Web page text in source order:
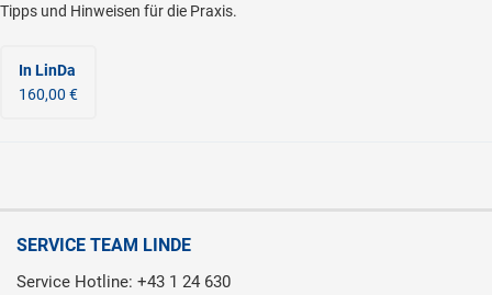
Tipps und Hinweisen für die Praxis.
In LinDa
160,00 €
SERVICE TEAM LINDE
Service Hotline: +43 1 24 630